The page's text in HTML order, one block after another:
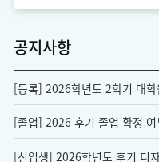
공지사항